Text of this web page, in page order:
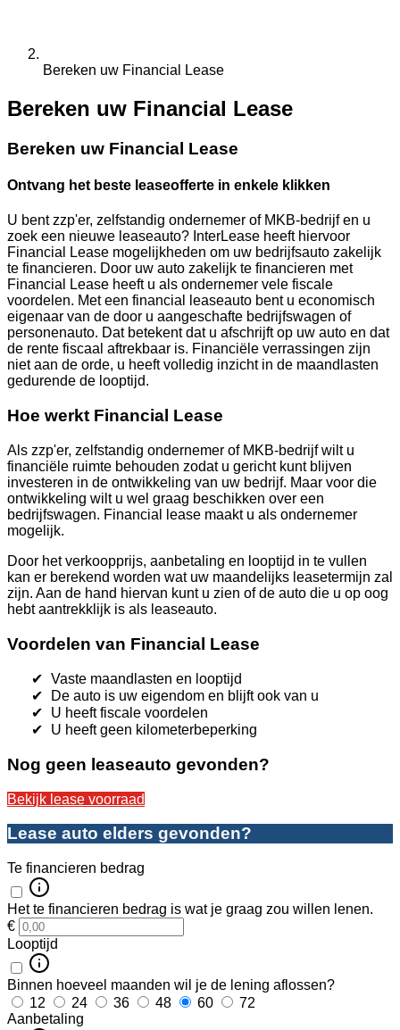
Bereken uw Financial Lease
Bereken uw Financial Lease
Bereken uw Financial Lease
Ontvang het beste leaseofferte in enkele klikken
U bent zzp'er, zelfstandig ondernemer of MKB-bedrijf en u
zoek een nieuwe leaseauto? InterLease heeft hiervoor
Financial Lease mogelijkheden om uw bedrijfsauto zakelijk
te financieren. Door uw auto zakelijk te financieren met
Financial Lease heeft u als ondernemer vele fiscale
voordelen. Met een financial leaseauto bent u economisch
eigenaar van de door u aangeschafte bedrijfswagen of
personenauto. Dat betekent dat u afschrijft op uw auto en dat
de rente fiscaal aftrekbaar is. Financiële verrassingen zijn
niet aan de orde, u heeft volledig inzicht in de maandlasten
gedurende de looptijd.
Hoe werkt Financial Lease
Als zzp'er, zelfstandig ondernemer of MKB-bedrijf wilt u
financiële ruimte behouden zodat u gericht kunt blijven
investeren in de ontwikkeling van uw bedrijf. Maar voor die
ontwikkeling wilt u wel graag beschikken over een
bedrijfswagen. Financial lease maakt u als ondernemer
mogelijk.
Door het verkoopprijs, aanbetaling en looptijd in te vullen
kan er berekend worden wat uw maandelijks leasetermijn zal
zijn. Aan de hand hiervan kunt u zien of de auto die u op oog
hebt aantrekklijk is als leaseauto.
Voordelen van Financial Lease
Vaste maandlasten en looptijd
De auto is uw eigendom en blijft ook van u
U heeft fiscale voordelen
U heeft geen kilometerbeperking
Nog geen leaseauto gevonden?
Bekijk lease voorraad
Lease auto elders gevonden?
Te financieren bedrag
Het te financieren bedrag is wat je graag zou willen lenen.
€
Looptijd
Binnen hoeveel maanden wil je de lening aflossen?
12
24 36 48 60
72
Aanbetaling